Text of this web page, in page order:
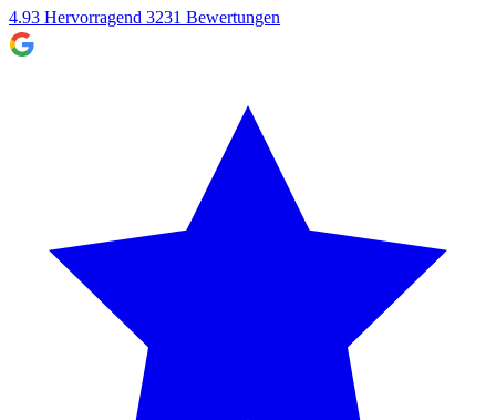
4.93 Hervorragend 3231 Bewertungen